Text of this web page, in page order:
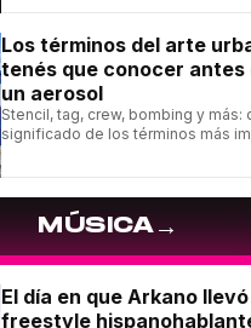
Los términos del arte
tenés que conocer antes
un aerosol
Stencil, tag, crew, bombing y más:
significado de los términos más
MÚSICA→
El día en que Arkano
freestyle